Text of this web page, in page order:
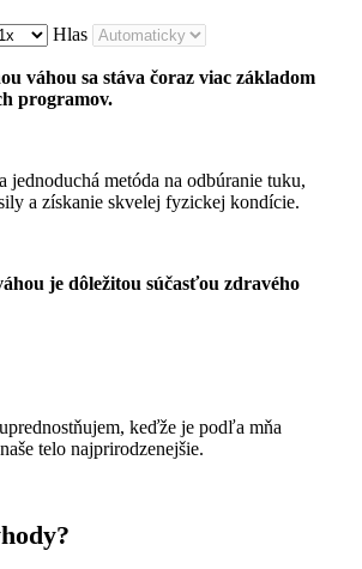
Hlas
váhou sa stáva čoraz viac základom
programov.
jednoduchá metóda na odbúranie tuku,
a získanie skvelej fyzickej kondície.
je dôležitou súčasťou zdravého
keďže je podľa mňa
telo najprirodzenejšie.